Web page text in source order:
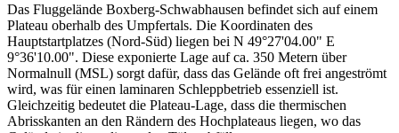
Das Fluggelände Boxberg-Schwabhausen befindet sich auf einem
Plateau oberhalb des Umpfertals. Die Koordinaten des
Hauptstartplatzes (Nord-Süd) liegen bei N 49°27'04.00" E
9°36'10.00". Diese exponierte Lage auf ca. 350 Metern über
Normalnull (MSL) sorgt dafür, dass das Gelände oft frei angeströmt
wird, was für einen laminaren Schleppbetrieb essenziell ist.
Gleichzeitig bedeutet die Plateau-Lage, dass die thermischen
Abrisskanten an den Rändern des Hochplateaus liegen, wo das